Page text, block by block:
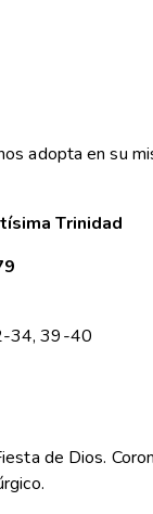
adopta en su
Trinidad
34, 39-40
de Dios.